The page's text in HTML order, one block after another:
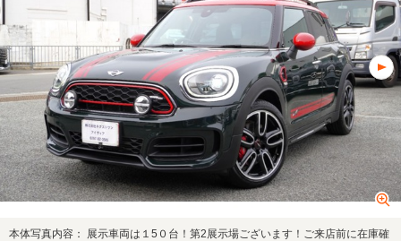
本体写真内容： 展示車両は１5０台！第2展示場ございます！ご来店前に在庫確